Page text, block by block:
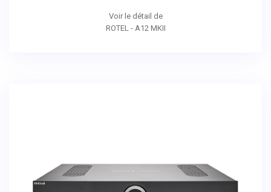
Voir le détail de
ROTEL - A12 MKII